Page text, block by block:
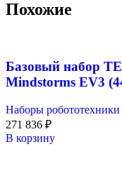
Похожие
Базовый набор
Mindstorms EV3
Наборы робототехники
271 836 ₽
В корзину